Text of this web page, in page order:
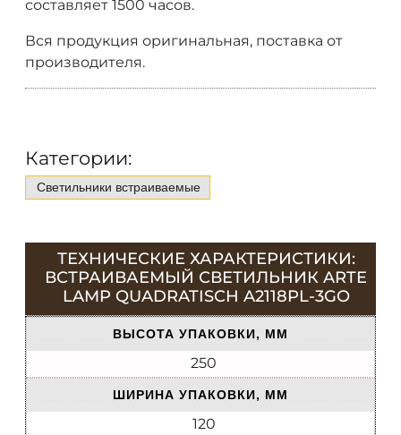
составляет 1500 часов.
Вся продукция оригинальная, поставка от
производителя.
Категории:
Светильники встраиваемые
ТЕХНИЧЕСКИЕ ХАРАКТЕРИСТИКИ:
ВСТРАИВАЕМЫЙ СВЕТИЛЬНИК ARTE
LAMP QUADRATISCH A2118PL-3GO
ВЫСОТА УПАКОВКИ, ММ
250
ШИРИНА УПАКОВКИ, ММ
120